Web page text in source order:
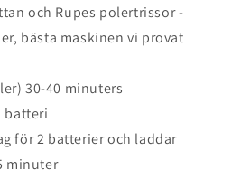
och Rupes polertrissor -
bästa maskinen vi provat
30-40 minuters
batteri
för 2 batterier och laddar
minuter